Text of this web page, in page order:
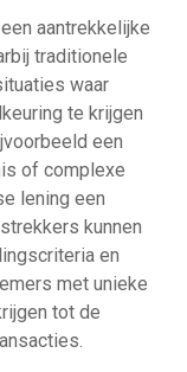
aantrekkelijke
traditionele
waar
te krijgen
een
of complexe
lening een
kunnen
en
met unieke
tot de